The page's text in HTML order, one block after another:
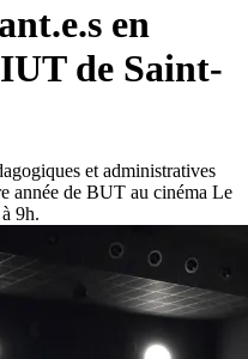
en
de Saint-
et administratives
année de BUT au cinéma Le
9h.